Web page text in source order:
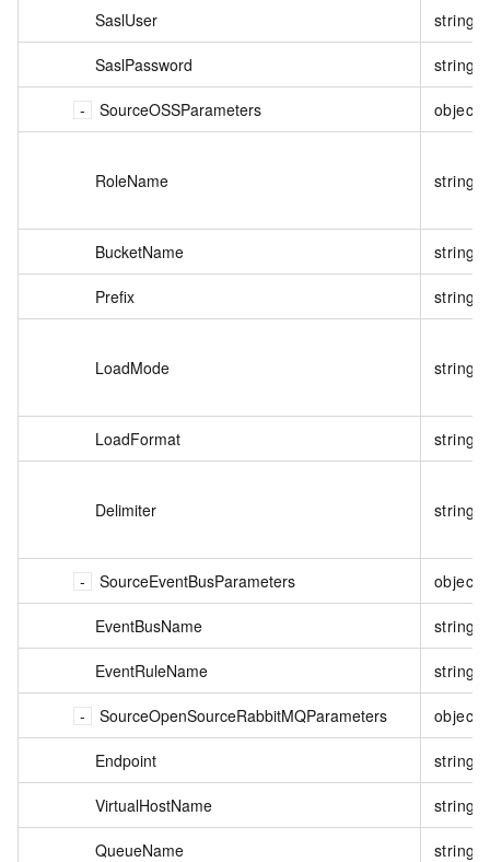
SaslUser string
SaslPassword string
SourceOSSParameters object
RoleName string
BucketName string
Prefix string
LoadMode string
LoadFormat string
Delimiter string
SourceEventBusParameters object
EventBusName string
EventRuleName string
SourceOpenSourceRabbitMQParameters object
Endpoint string
VirtualHostName string
QueueName string